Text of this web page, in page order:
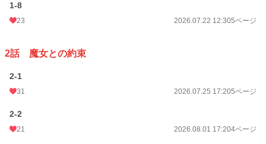
1-8
23 2026.07.22 12:305ページ
2話 魔女との約束
2-1
31 2026.07.25 17:205ページ
2-2
21 2026.08.01 17:204ページ